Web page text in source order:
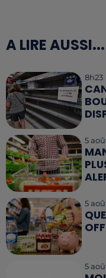
A LIRE AUSSI...
8h23
5
5
5